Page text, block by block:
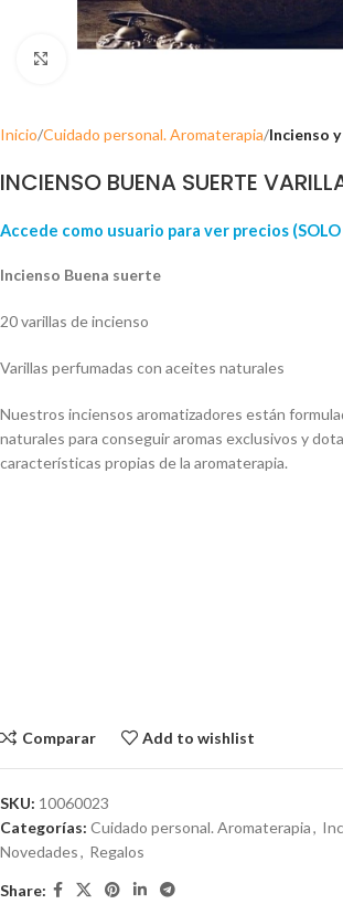
Inicio Cuidado personal. Aromaterapia Incienso
INCIENSO BUENA SUERTE
Accede como usuario para ver precios (SOLO
Incienso Buena suerte
20 varillas de incienso
Varillas perfumadas con aceites naturales
Nuestros inciensos aromatizadores están
naturales para conseguir aromas exclusivos y
características propias de la aromaterapia.
Comparar Add to wishlist
SKU: 10060023
Categorías: Cuidado personal. Aromaterapia,
Novedades, Regalos
Share: